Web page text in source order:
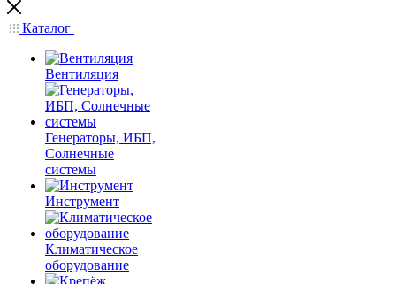
Каталог
Вентиляция
Генераторы, ИБП,
Солнечные
системы
Инструмент
Климатическое
оборудование